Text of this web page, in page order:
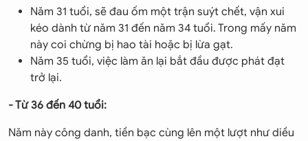
Năm 31 tuổi, sẽ đau ốm một trận suýt chết, vận xui
kéo dành từ năm 31 đến năm 34 tuổi. Trong mấy năm
này coi chừng bị hao tài hoặc bị lừa gạt.
Năm 35 tuổi, việc làm ăn lại bắt đầu được phát đạt
trở lại.
- Từ 36 đến 40 tuổi:
Năm này công danh, tiền bạc cùng lên một lượt như diều